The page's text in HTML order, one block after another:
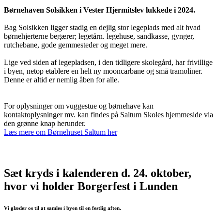
Børnehaven Solsikken i Vester Hjermitslev lukkede i 2024.
Bag Solsikken ligger stadig en dejlig stor legeplads med alt hvad
børnehjerterne begærer; legetårn. legehuse, sandkasse, gynger,
rutchebane, gode gemmesteder og meget mere.
Lige ved siden af legepladsen, i den tidligere skolegård, har frivillige
i byen, netop etablere en helt ny mooncarbane og små tramoliner.
Denne er altid er nemlig åben for alle.
For oplysninger om vuggestue og børnehave kan
kontaktoplysninger mv. kan findes på Saltum Skoles hjemmeside via
den grønne knap herunder.
Læs mere om Børnehuset Saltum her
Sæt kryds i kalenderen d. 24. oktober,
hvor vi holder Borgerfest i Lunden
Vi glæder os til at samles i byen til en festlig aften.